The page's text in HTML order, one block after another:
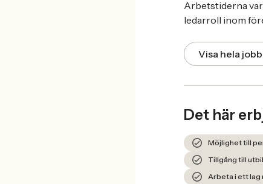
Arbetstiderna
ledarroll inom
Visa hela
Det här
Möjlighet till
Tillgång till
Arbeta i ett lag